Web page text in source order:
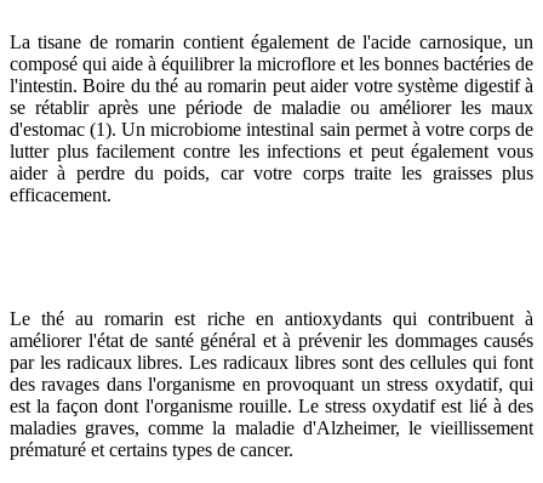
La tisane de romarin contient également de l'acide carnosique, un
composé qui aide à équilibrer la microflore et les bonnes bactéries de
l'intestin. Boire du thé au romarin peut aider votre système digestif à
se rétablir après une période de maladie ou améliorer les maux
d'estomac (1). Un microbiome intestinal sain permet à votre corps de
lutter plus facilement contre les infections et peut également vous
aider à perdre du poids, car votre corps traite les graisses plus
efficacement.
Le thé au romarin est riche en antioxydants qui contribuent à
améliorer l'état de santé général et à prévenir les dommages causés
par les radicaux libres. Les radicaux libres sont des cellules qui font
des ravages dans l'organisme en provoquant un stress oxydatif, qui
est la façon dont l'organisme rouille. Le stress oxydatif est lié à des
maladies graves, comme la maladie d'Alzheimer, le vieillissement
prématuré et certains types de cancer.